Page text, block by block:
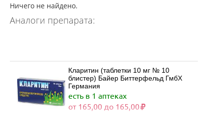
Ничего не найдено.
Аналоги препарата:
Кларитин (таблетки 10 мг № 10
блистер) Байер Биттерфельд ГмбХ
Германия
есть в 1 аптеках
от 165,00 до 165,00